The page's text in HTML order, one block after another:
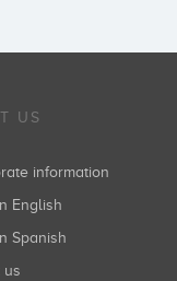
US
information
English
Spanish
us